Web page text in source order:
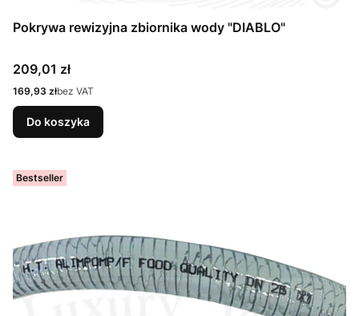
Pokrywa rewizyjna zbiornika wody "DIABLO"
Cena
209,01 zł
Cena
169,93 złbez VAT
Do koszyka
Bestseller